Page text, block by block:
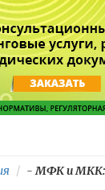
-МФК и